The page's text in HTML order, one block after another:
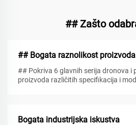
## Zašto
## Bogata raznolikost proizvoda
## Pokriva 6 glavnih serija dronova i
proizvoda različitih specifikacija i
Bogata industrijska iskustva